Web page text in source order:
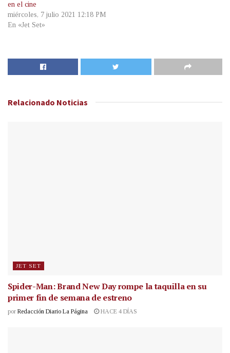
en el cine
miércoles, 7 julio 2021 12:18 PM
En «Jet Set»
Relacionado Noticias
JET SET
Spider-Man: Brand New Day rompe la taquilla en su
primer fin de semana de estreno
por Redacción Diario La Página HACE 4 DÍAS